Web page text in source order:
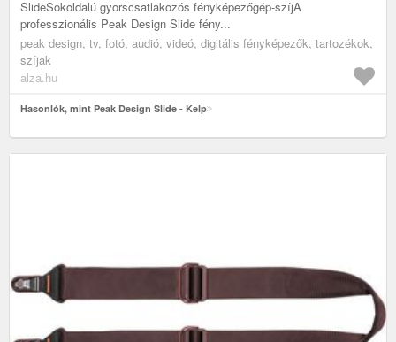
SlideSokoldalú gyorscsatlakozós fényképezőgép-szíjA
professzionális Peak Design Slide fény...
peak design, tv, fotó, audió, videó, digitális fényképezők, tartozékok,
szíjak
alza.hu
Hasonlók, mint Peak Design Slide - Kelp